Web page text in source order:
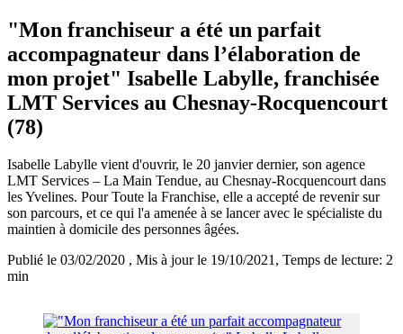
"Mon franchiseur a été un parfait
accompagnateur dans l’élaboration de
mon projet" Isabelle Labylle, franchisée
LMT Services au Chesnay-Rocquencourt
(78)
Isabelle Labylle vient d'ouvrir, le 20 janvier dernier, son agence
LMT Services – La Main Tendue, au Chesnay-Rocquencourt dans
les Yvelines. Pour Toute la Franchise, elle a accepté de revenir sur
son parcours, et ce qui l'a amenée à se lancer avec le spécialiste du
maintien à domicile des personnes âgées.
Publié le 03/02/2020 , Mis à jour le 19/10/2021, Temps de lecture: 2
min